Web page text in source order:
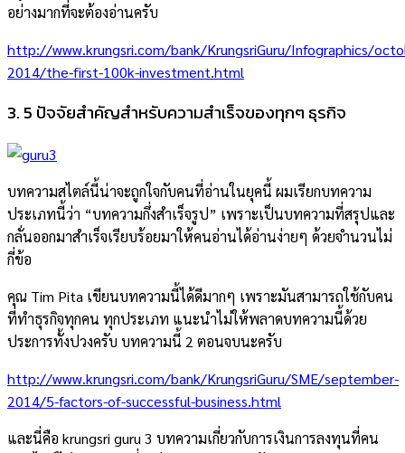
อย่างมากที่จะต้องอ่านครับ
http://www.krungsri.com/bank/KrungsriGuru/Infographics/
2014/the-first-100k-investment.html
3. 5 ปัจจัยสำคัญสำหรับความสำเร็จของทุกๆ ธุรกิจ
บทความสไตล์นี้น่าจะถูกใจกับคนที่อ่านในยุคนี้ ผมเรียกบทความ
ประเภทนี้ว่า “บทความกึ่งสำเร็จรูป” เพราะเป็นบทความที่สรุปและ
กลั่นออกมาสำเร็จเรียบร้อยมาให้คนอ่านได้อ่านง่ายๆ ด้วยจำนวนไม่
กี่ข้อ
คุณ Tim Pita เขียนบทความนี้ได้ดีมากๆ เพราะมันสามารถใช้กับคน
ที่ทำธุรกิจทุกคน ทุกประเภท แนะนำไม่ให้พลาดบทความนี้ด้วย
ประการทั้งปวงครับ บทความนี้ 2 ตอนจบนะครับ
http://www.krungsri.com/bank/KrungsriGuru/SME/september-
2014/5-factors-of-successful-business.html
และนี่คือ krungsri guru 3 บทความเกี่ยวกับการเงินการลงทุนที่คน